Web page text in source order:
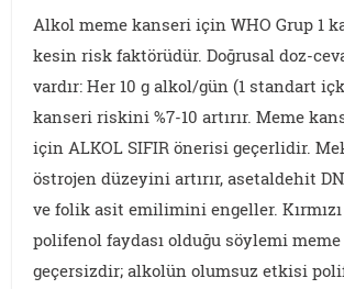
Alkol meme kanseri için WHO Grup 1
kesin risk faktörüdür. Doğrusal doz-
vardır: Her 10 g alkol/gün (1 standart
kanseri riskini %7-10 artırır. Meme
için ALKOL SIFIR önerisi geçerlidir.
östrojen düzeyini artırır, asetaldehit
ve folik asit emilimini engeller.
polifenol faydası olduğu söylemi
geçersizdir; alkolün olumsuz etkisi